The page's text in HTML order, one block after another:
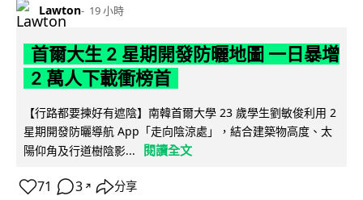
Lawton 19 小時
首爾大生 2 星期開發防曬地圖 一日暴增
2 萬人下載衝榜首
【行路都要揀好有遮陰】南韓首爾大學 23 歲學生劉敏俊利用 2
星期開發防曬導航 App「走向陰涼處」，結合建築物高度、太
陽仰角及行道樹陰影...
閱讀全文
71 3 ↗ 分享